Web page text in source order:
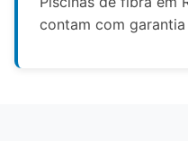
contam com garantia